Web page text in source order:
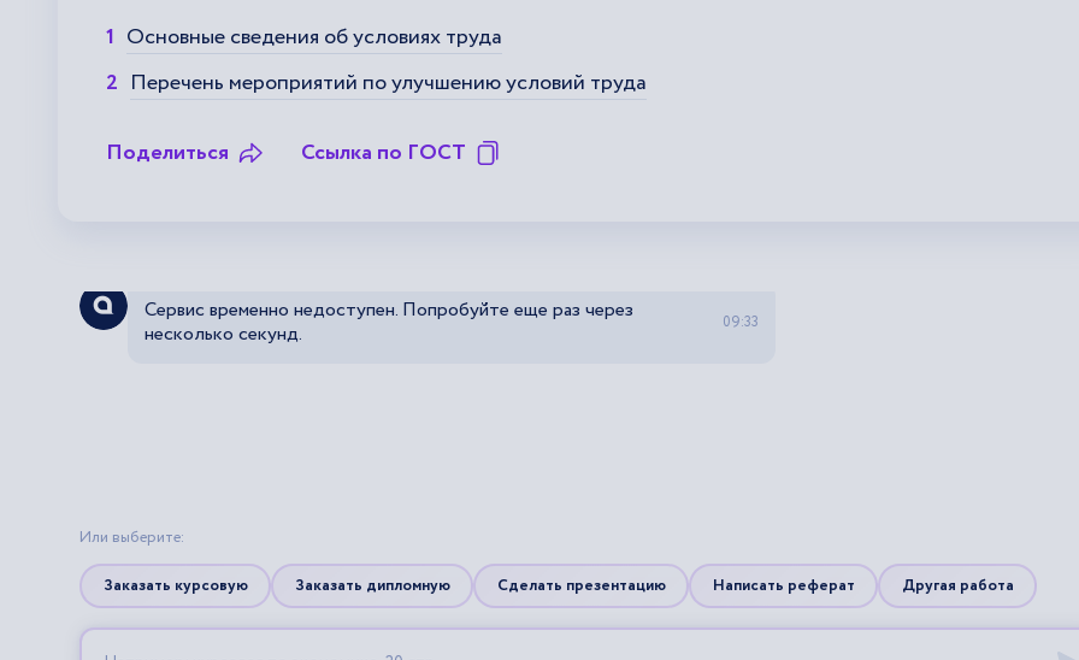
Основные сведения об условиях труда
Перечень мероприятий по улучшению условий труда
Поделиться Ссылка по ГОСТ